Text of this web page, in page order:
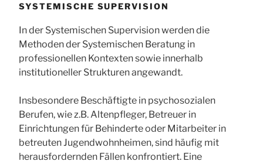
SYSTEMISCHE SUPERVISION
In der Systemischen Supervision werden die
Methoden der Systemischen Beratung in
professionellen Kontexten sowie innerhalb
institutioneller Strukturen angewandt.
Insbesondere Beschäftigte in psychosozialen
Berufen, wie z.B. Altenpfleger, Betreuer in
Einrichtungen für Behinderte oder Mitarbeiter in
betreuten Jugendwohnheimen, sind häufig mit
herausfordernden Fällen konfrontiert. Eine